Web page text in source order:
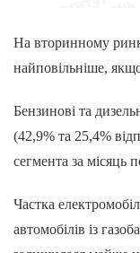
На вторинному
найповільніше,
Бензинові та
(42,9% та 25,4%
сегмента за місяць
Частка
автомобілів із